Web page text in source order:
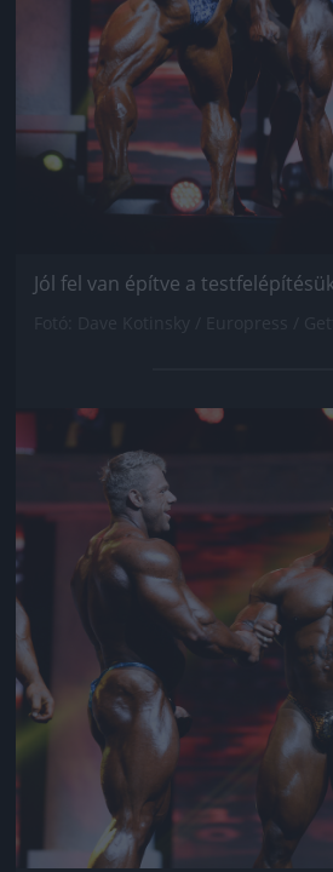
Jól fel van építve a